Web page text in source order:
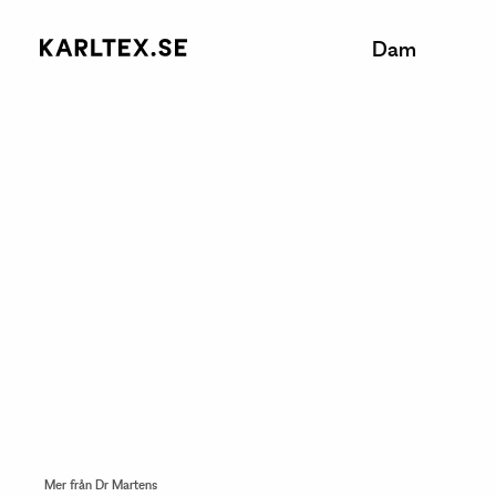
Dam
Mer från Dr Martens